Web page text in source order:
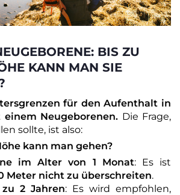
BIS ZU
KANN MAN SIE
für den Aufenthalt in
Neugeborenen. Die Frage,
sollte, ist also:
kann man gehen?
im Alter von 1 Monat: Es ist
Meter nicht zu überschreiten.
2 Jahren: Es wird empfohlen,